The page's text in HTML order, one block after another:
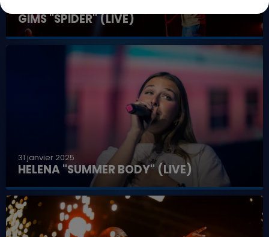
GIMS "SPIDER" (LIVE)
31 janvier 2025
HELENA "SUMMER BODY" (LIVE)